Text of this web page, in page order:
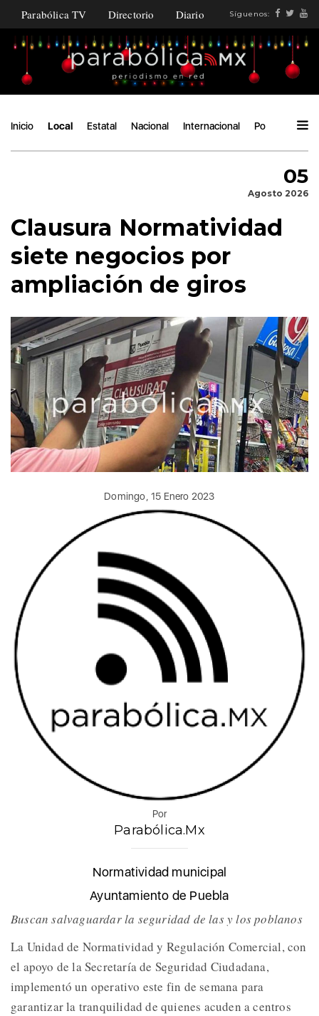
Parabólica TV Directorio Diario Síguenos:
Inicio Local Estatal Nacional Internacional Política
05
Agosto 2026
Clausura Normatividad
siete negocios por
ampliación de giros
Domingo, 15 Enero 2023
Por
Parabólica.Mx
Normatividad municipal
Ayuntamiento de Puebla
Buscan salvaguardar la seguridad de las y los poblanos
La Unidad de Normatividad y Regulación Comercial, con
el apoyo de la Secretaría de Seguridad Ciudadana,
implementó un operativo este fin de semana para
garantizar la tranquilidad de quienes acuden a centros